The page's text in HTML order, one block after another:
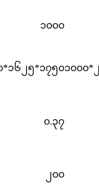
၁၀၀၀
*၁၆၂၅*၁၇၅၀၁၀၀၀*
၀.၃၇
၂၀၀